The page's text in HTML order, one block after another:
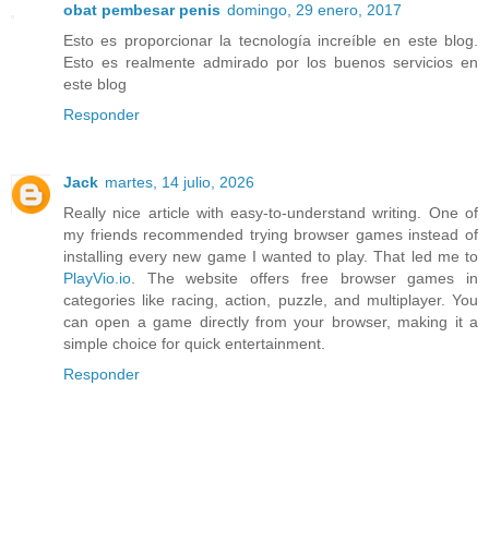
obat pembesar penis domingo, 29 enero, 2017
Esto es proporcionar la tecnología increíble en este blog.
Esto es realmente admirado por los buenos servicios en
este blog
Responder
Jack martes, 14 julio, 2026
Really nice article with easy-to-understand writing. One of
my friends recommended trying browser games instead of
installing every new game I wanted to play. That led me to
PlayVio.io. The website offers free browser games in
categories like racing, action, puzzle, and multiplayer. You
can open a game directly from your browser, making it a
simple choice for quick entertainment.
Responder